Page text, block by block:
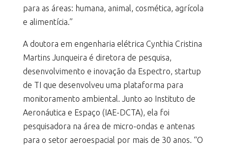
para as áreas: humana, animal, cosmética, agrícola
e alimentícia.”
A doutora em engenharia elétrica Cynthia Cristina
Martins Junqueira é diretora de pesquisa,
desenvolvimento e inovação da Espectro, startup
de TI que desenvolveu uma plataforma para
monitoramento ambiental. Junto ao Instituto de
Aeronáutica e Espaço (IAE-DCTA), ela foi
pesquisadora na área de micro-ondas e antenas
para o setor aeroespacial por mais de 30 anos. “O